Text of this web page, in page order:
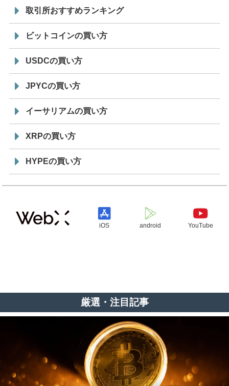
取引所おすすめランキング
ビットコインの買い方
USDCの買い方
JPYCの買い方
イーサリアムの買い方
XRPの買い方
HYPEの買い方
iOS android YouTube
厳選・注目記事